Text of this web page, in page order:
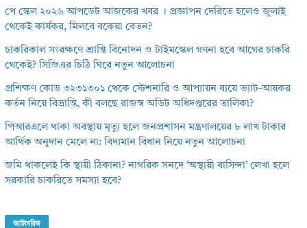
পে স্কেল ২০২৬ আপডেট আজকের খবর । প্রজ্ঞাপন দেরিতে হলেও জুলাই
থেকেই কার্যকর, মিলবে বকেয়া বেতন?
চাকরিকাল সংরক্ষণে শ্রান্তি বিনোদন ও টাইমস্কেল গণনা হবে আগের চাকরি
থেকেই? সিজিএর চিঠি ঘিরে নতুন আলোচনা
প্রশিক্ষণ কোড ৩২৩১৩০১ থেকে স্টেশনারি ও আপ্যায়ন ব্যয়ে ভ্যাট-আয়কর
কর্তন নিয়ে বিভ্রান্তি, কী বলছে রাজস্ব অডিট অধিদপ্তরের তালিকা?
পিআরএলে থাকা অবস্থায় মৃত্যু হলে জনপ্রশাসন মন্ত্রণালয়ের ৮ লাখ টাকার
আর্থিক অনুদান মেলে না: বিদ্যমান বিধান নিয়ে নতুন আলোচনা
জমি থাকলেই কি স্থায়ী ঠিকানা? নাগরিক সনদে ‘অস্থায়ী বাসিন্দা’ লেখা হলে
সরকারি চাকরিতে সমস্যা হবে?
ক্যাটাগরিজ